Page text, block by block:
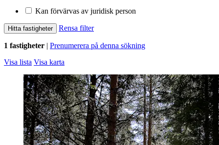
Kan förvärvas av juridisk person
Hitta fastigheter Rensa filter
1 fastigheter | Prenumerera på denna sökning
Visa lista Visa karta